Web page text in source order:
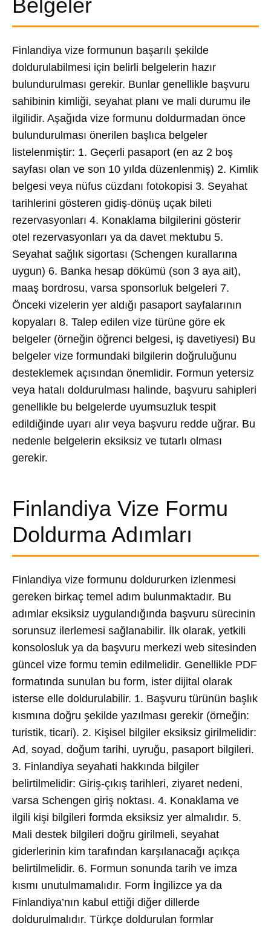
Belgeler
Finlandiya vize formunun başarılı şekilde
doldurulabilmesi için belirli belgelerin hazır
bulundurulması gerekir. Bunlar genellikle başvuru
sahibinin kimliği, seyahat planı ve mali durumu ile
ilgilidir. Aşağıda vize formunu doldurmadan önce
bulundurulması önerilen başlıca belgeler
listelenmiştir: 1. Geçerli pasaport (en az 2 boş
sayfası olan ve son 10 yılda düzenlenmiş) 2. Kimlik
belgesi veya nüfus cüzdanı fotokopisi 3. Seyahat
tarihlerini gösteren gidiş-dönüş uçak bileti
rezervasyonları 4. Konaklama bilgilerini gösterir
otel rezervasyonları ya da davet mektubu 5.
Seyahat sağlık sigortası (Schengen kurallarına
uygun) 6. Banka hesap dökümü (son 3 aya ait),
maaş bordrosu, varsa sponsorluk belgeleri 7.
Önceki vizelerin yer aldığı pasaport sayfalarının
kopyaları 8. Talep edilen vize türüne göre ek
belgeler (örneğin öğrenci belgesi, iş davetiyesi) Bu
belgeler vize formundaki bilgilerin doğruluğunu
desteklemek açısından önemlidir. Formun yetersiz
veya hatalı doldurulması halinde, başvuru sahipleri
genellikle bu belgelerde uyumsuzluk tespit
edildiğinde uyarı alır veya başvuru redde uğrar. Bu
nedenle belgelerin eksiksiz ve tutarlı olması
gerekir.
Finlandiya Vize Formu
Doldurma Adımları
Finlandiya vize formunu doldururken izlenmesi
gereken birkaç temel adım bulunmaktadır. Bu
adımlar eksiksiz uygulandığında başvuru sürecinin
sorunsuz ilerlemesi sağlanabilir. İlk olarak, yetkili
konsolosluk ya da başvuru merkezi web sitesinden
güncel vize formu temin edilmelidir. Genellikle PDF
formatında sunulan bu form, ister dijital olarak
isterse elle doldurulabilir. 1. Başvuru türünün başlık
kısmına doğru şekilde yazılması gerekir (örneğin:
turistik, ticari). 2. Kişisel bilgiler eksiksiz girilmelidir:
Ad, soyad, doğum tarihi, uyruğu, pasaport bilgileri.
3. Finlandiya seyahati hakkında bilgiler
belirtilmelidir: Giriş-çıkış tarihleri, ziyaret nedeni,
varsa Schengen giriş noktası. 4. Konaklama ve
ilgili kişi bilgileri formda eksiksiz yer almalıdır. 5.
Mali destek bilgileri doğru girilmeli, seyahat
giderlerinin kim tarafından karşılanacağı açıkça
belirtilmelidir. 6. Formun sonunda tarih ve imza
kısmı unutulmamalıdır. Form İngilizce ya da
Finlandiya’nın kabul ettiği diğer dillerde
doldurulmalıdır. Türkçe doldurulan formlar